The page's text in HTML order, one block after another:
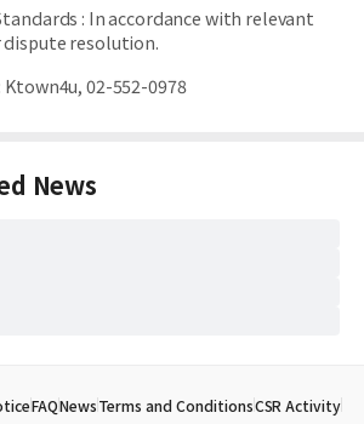
: In accordance with relevant
dispute resolution.
Ktown4u, 02-552-0978
News
FAQNewsTerms and ConditionsCSR Activity